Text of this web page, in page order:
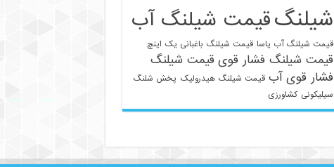
شیلنگقیمت شیلنگ آب
قیمت شیلنگ آب یاسا قیمت شیلنگ باغبانی یک اینچ
قیمت شیلنگ فشار قوی قیمت شیلنگ
فشار قوی آب قیمت شیلنگ هیدرولیک پخش شلنگ
سیلیکونی کشاورزی